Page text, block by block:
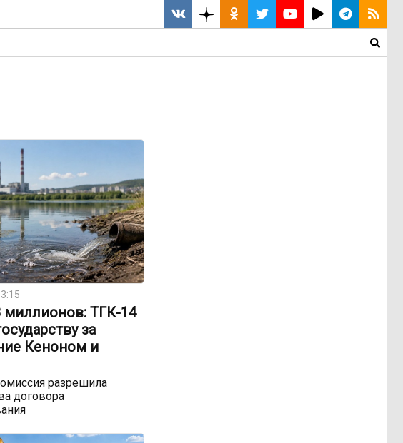
миллионов: ТГК-14
за
Кеноном и
разрешила
договора